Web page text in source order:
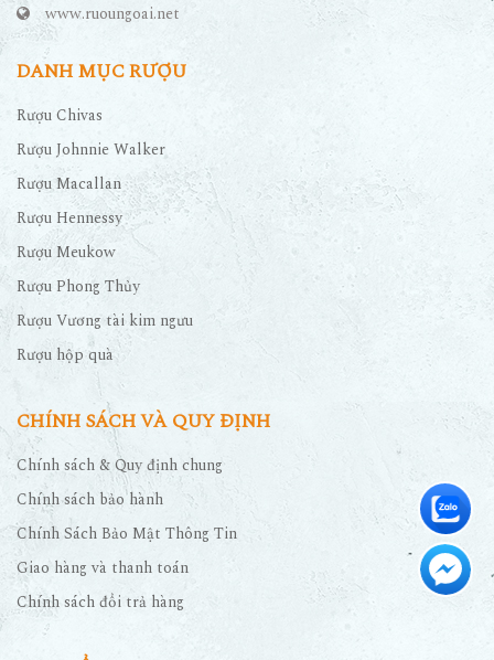
www.ruoungoai.net
DANH MỤC RƯỢU
Rượu Chivas
Rượu Johnnie Walker
Rượu Macallan
Rượu Hennessy
Rượu Meukow
Rượu Phong Thủy
Rượu Vương tài kim ngưu
Rượu hộp quà
CHÍNH SÁCH VÀ QUY ĐỊNH
Chính sách & Quy định chung
Chính sách bảo hành
Chính Sách Bảo Mật Thông Tin
Giao hàng và thanh toán
Chính sách đổi trả hàng